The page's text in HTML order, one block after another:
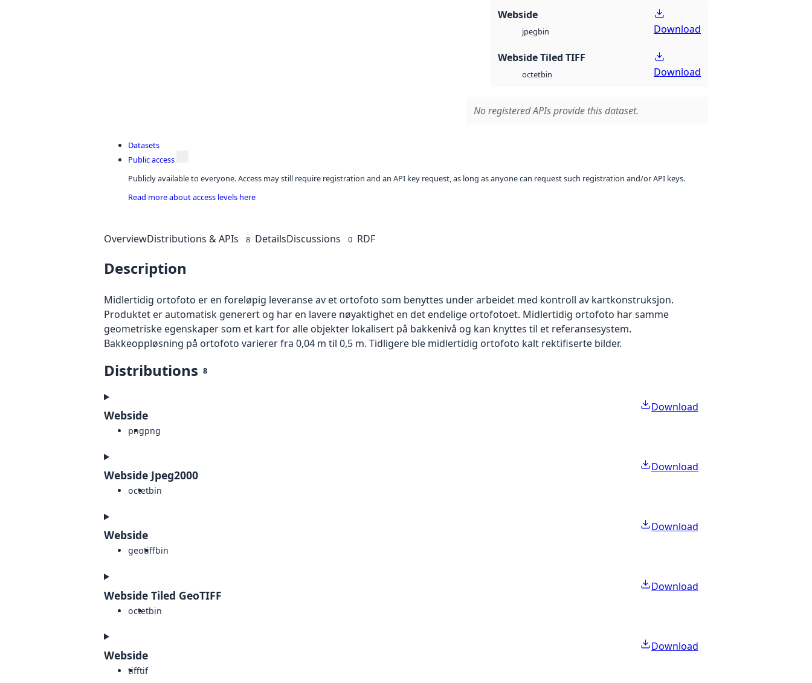
Webside
jpegbin Download
Webside Tiled TIFF
octetbin Download
No registered APIs provide this dataset.
Datasets
Public access
Publicly available to everyone. Access may still require registration and an API key request, as long as anyone can request such registration and/or API keys.
Read more about access levels here
OverviewDistributions & APIs 8 DetailsDiscussions 0 RDF
Description
Midlertidig ortofoto er en foreløpig leveranse av et ortofoto som benyttes under arbeidet med kontroll av kartkonstruksjon.
Produktet er automatisk generert og har en lavere nøyaktighet en det endelige ortofotoet. Midlertidig ortofoto har samme
geometriske egenskaper som et kart for alle objekter lokalisert på bakkenivå og kan knyttes til et referansesystem.
Bakkeoppløsning på ortofoto varierer fra 0,04 m til 0,5 m. Tidligere ble midlertidig ortofoto kalt rektifiserte bilder.
Distributions 8
Webside
pngpng
Download
Webside Jpeg2000
octetbin
Download
Webside
geotiffbin
Download
Webside Tiled GeoTIFF
octetbin
Download
Webside
tifftif
Download